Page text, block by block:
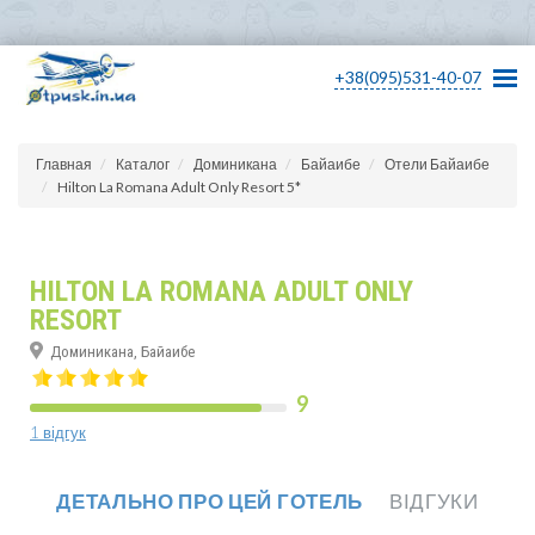
+38(095)531-40-07
Главная Каталог Доминикана Байаибе
Отели Байаибе
Hilton La Romana Adult Only Resort 5*
HILTON LA ROMANA ADULT ONLY
RESORT
Доминикана, Байаибе
9
1 відгук
ДЕТАЛЬНО ПРО ЦЕЙ ГОТЕЛЬ ВІДГУКИ